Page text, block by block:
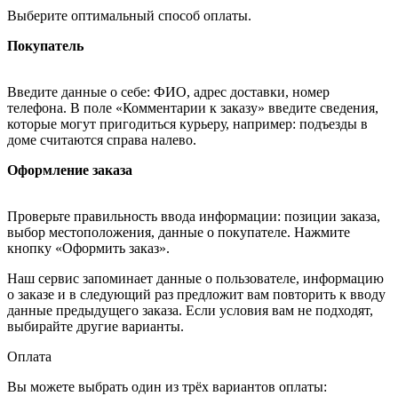
Выберите оптимальный способ оплаты.
Покупатель
Введите данные о себе: ФИО, адрес доставки, номер
телефона. В поле «Комментарии к заказу» введите сведения,
которые могут пригодиться курьеру, например: подъезды в
доме считаются справа налево.
Оформление заказа
Проверьте правильность ввода информации: позиции заказа,
выбор местоположения, данные о покупателе. Нажмите
кнопку «Оформить заказ».
Наш сервис запоминает данные о пользователе, информацию
о заказе и в следующий раз предложит вам повторить к вводу
данные предыдущего заказа. Если условия вам не подходят,
выбирайте другие варианты.
Оплата
Вы можете выбрать один из трёх вариантов оплаты: